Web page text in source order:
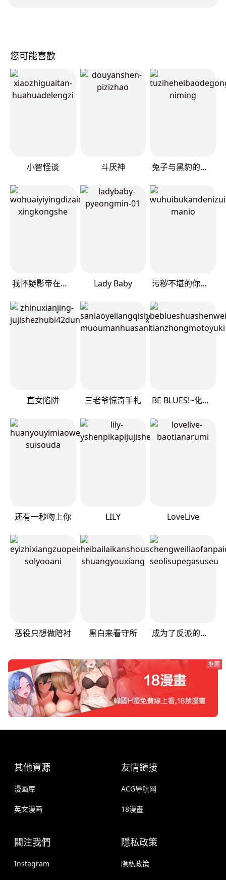
您可能喜歡
小智怪谈 斗厌神 兔子与黑豹的共生关系
我怀疑影帝在钓我（影帝请自重） Lady Baby 污秽不堪的你最可爱了
直女陷阱 三老爷惊奇手札 BE BLUES!~化身为青
还有一秒吻上你 LILY LoveLive
恶役只想做陪衬 黑白来看守所 成为了反派的契约家人
推薦
其他資源
漫画库
英文漫画
友情鏈接
ACG导航网
18漫畫
關注我們
Instagram
隱私政策
隐私政策